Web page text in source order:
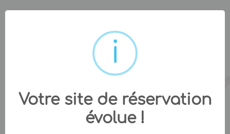
Votre site de réservation
évolue !